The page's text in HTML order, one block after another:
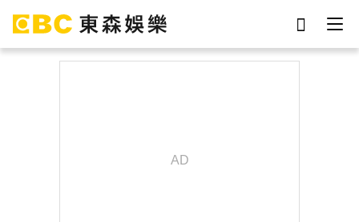
下載東森App，隨時掌握天下大小事！